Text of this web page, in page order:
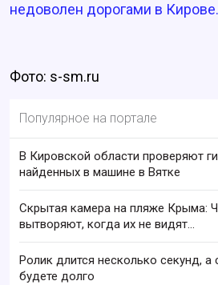
недоволен дорогами в Кирове.
Фото: s-sm.ru
Популярное на портале
В Кировской области проверяют
найденных в машине в Вятке
Скрытая камера на пляже Крыма:
вытворяют, когда их не видят...
Ролик длится несколько секунд, а
будете долго